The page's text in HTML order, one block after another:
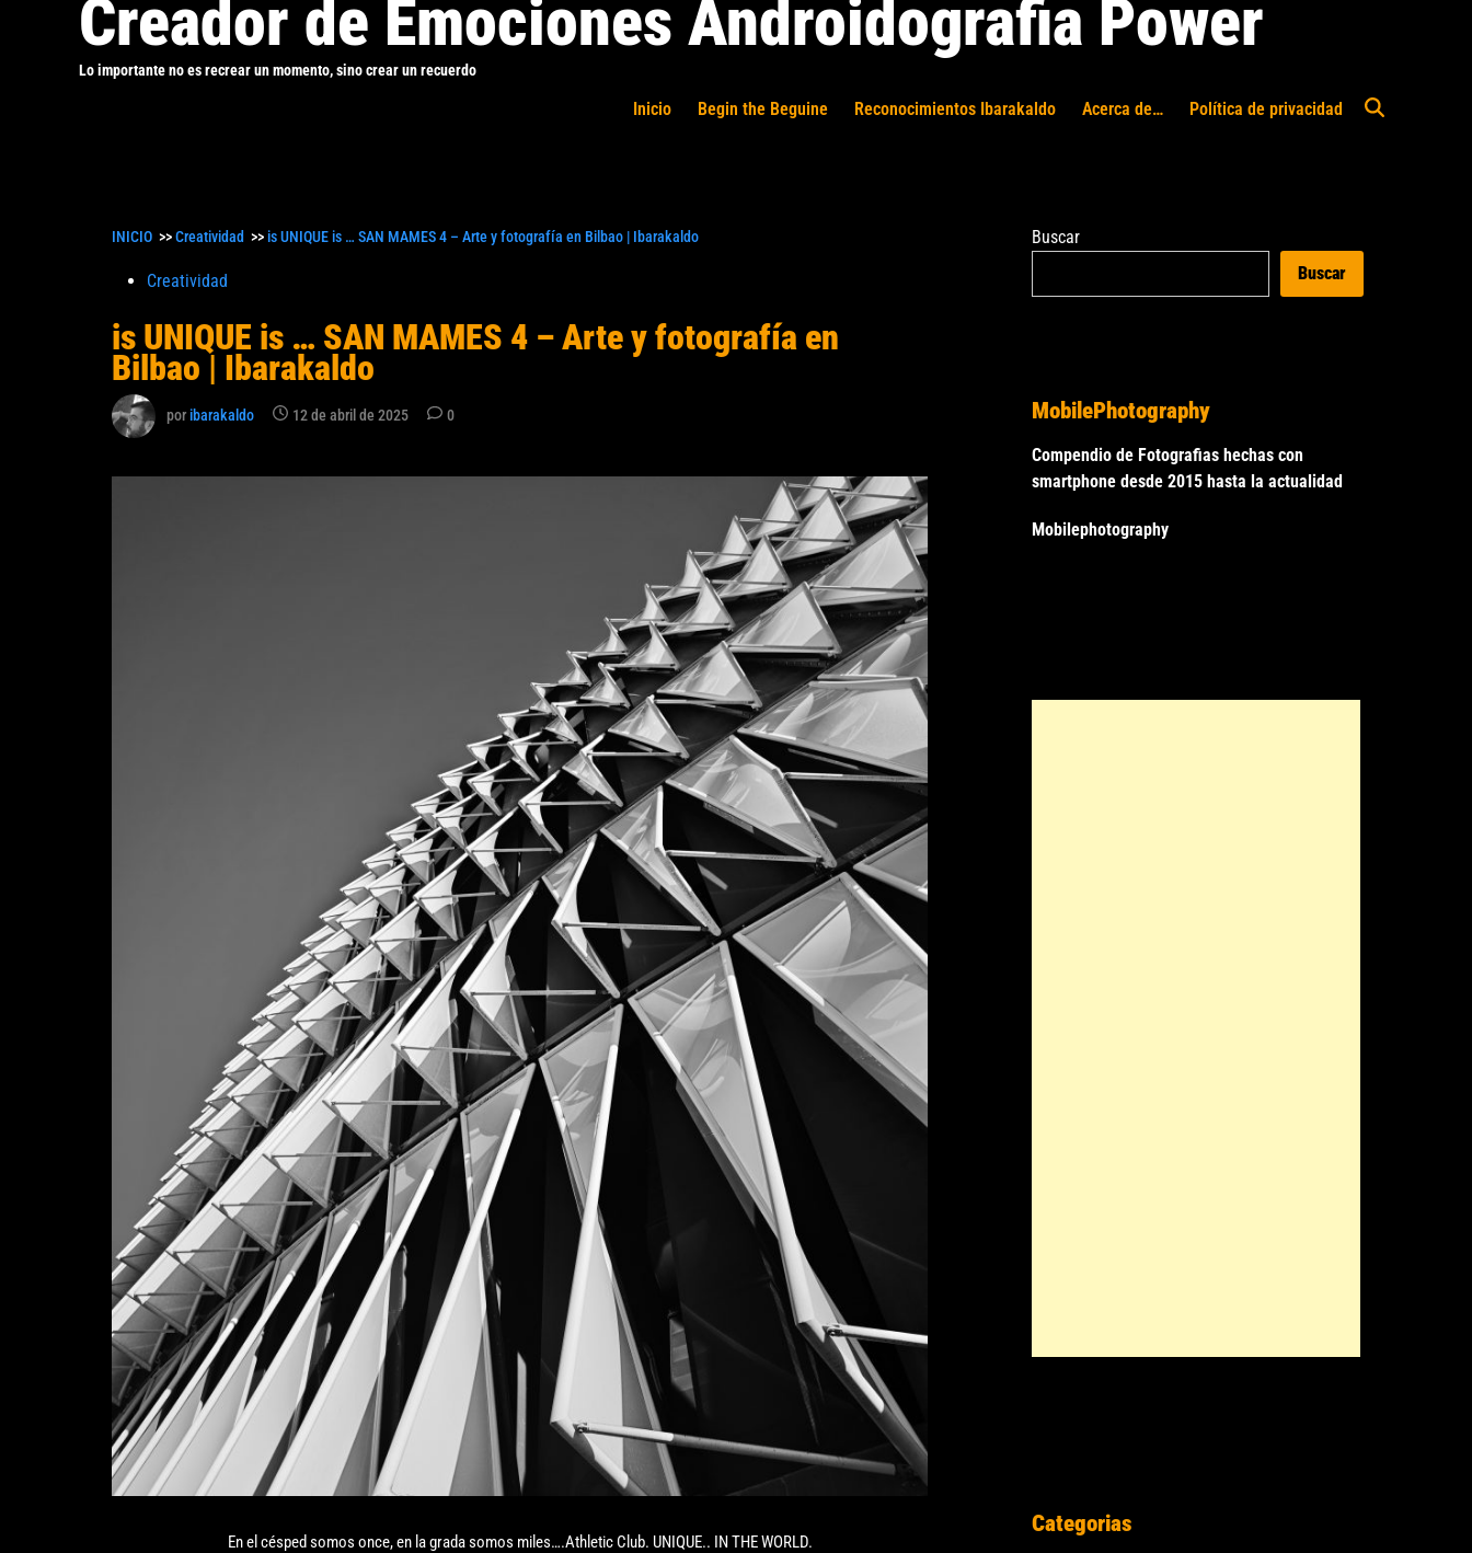
Creador de Emociones Androidografia Power
Lo importante no es recrear un momento, sino crear un recuerdo
Inicio Begin the Beguine Reconocimientos Ibarakaldo Acerca de… Política de privacidad
Abrir
INICIO >>Creatividad >>is UNIQUE is … SAN MAMES 4 – Arte y fotografía en Bilbao | Ibarakaldo
Publicado
Creatividad
is UNIQUE is … SAN MAMES 4 – Arte y fotografía en
Bilbao | Ibarakaldo
poribarakaldo 12 de abril de 2025 0
En el césped somos once, en la grada somos miles….Athletic Club. UNIQUE.. IN THE WORLD.
Buscar
Buscar
MobilePhotography
Compendio de Fotografias hechas con
smartphone desde 2015 hasta la actualidad
Mobilephotography
Categorias